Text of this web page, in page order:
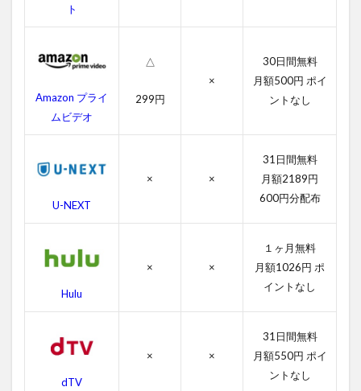
チ・
ター
の作
4.1
チ・
想
4.2
カー
ター
ャス
ト
Amazon プライ
ムビデオ
△
299円
×
30日間無料
月額500円 ポイ
ントなし
U-NEXT
× ×
31日間無料
月額2189円
600円分配布
Hulu
× ×
１ヶ月無料
月額1026円 ポ
イントなし
dTV
× ×
31日間無料
月額550円 ポイ
ントなし